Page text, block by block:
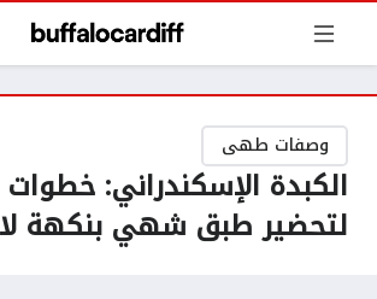
وصفات طهى
الكبدة الإسكندراني:
لتحضير طبق شهي بنكهة